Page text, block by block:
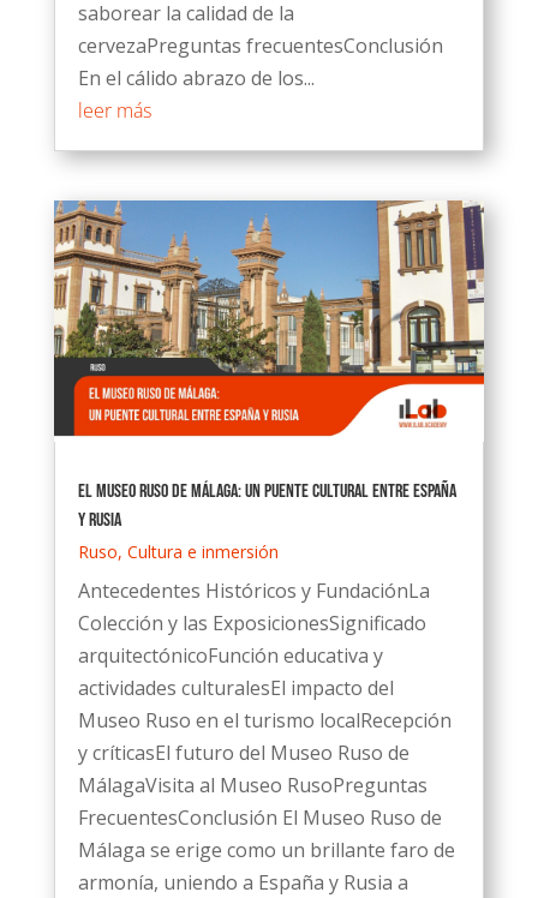
saborear la calidad de la
cervezaPreguntas frecuentesConclusión
En el cálido abrazo de los...
leer más
El Museo Ruso de Málaga: Un puente cultural entre España
y Rusia
Ruso, Cultura e inmersión
Antecedentes Históricos y FundaciónLa
Colección y las ExposicionesSignificado
arquitectónicoFunción educativa y
actividades culturalesEl impacto del
Museo Ruso en el turismo localRecepción
y críticasEl futuro del Museo Ruso de
MálagaVisita al Museo RusoPreguntas
FrecuentesConclusión El Museo Ruso de
Málaga se erige como un brillante faro de
armonía, uniendo a España y Rusia a